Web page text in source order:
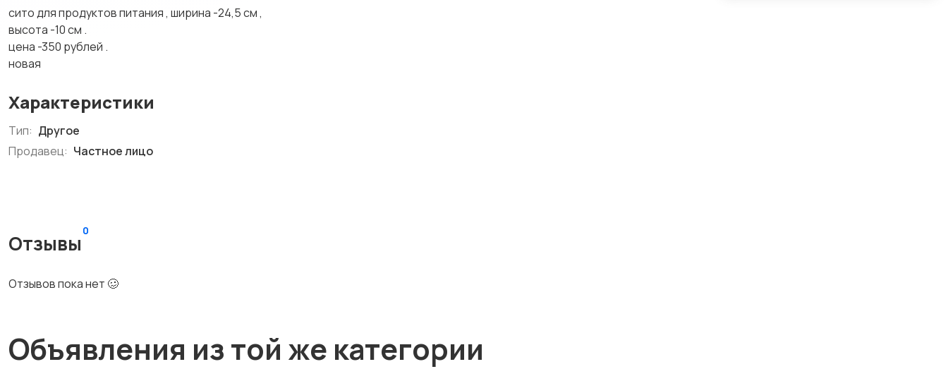
сито для продуктов питания , ширина -24,5 см ,
высота -10 см .
цена -350 рублей .
новая
Характеристики
Тип: Другое
Продавец: Частное лицо
Отзывы
0
Отзывов пока нет 🥴
Объявления из той же категории